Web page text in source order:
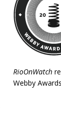
RioOnWatch
Webby